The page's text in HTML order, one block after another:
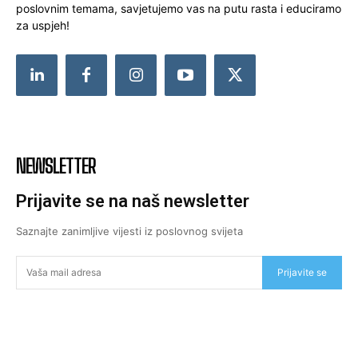
poslovnim temama, savjetujemo vas na putu rasta i educiramo
za uspjeh!
NEWSLETTER
Prijavite se na naš newsletter
Saznajte zanimljive vijesti iz poslovnog svijeta
Prijavite se